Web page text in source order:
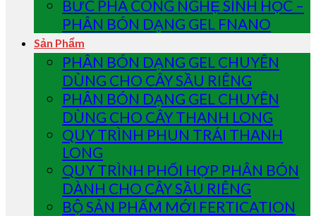
BỨC PHÁ CÔNG NGHỆ SINH HỌC –
PHÂN BÓN DẠNG GEL FNANO
Sản Phẩm
PHÂN BÓN DẠNG GEL CHUYÊN
DÙNG CHO CÂY SẦU RIÊNG
PHÂN BÓN DẠNG GEL CHUYÊN
DÙNG CHO CÂY THANH LONG
QUY TRÌNH PHUN TRÁI THANH
LONG
QUY TRÌNH PHỐI HỢP PHÂN BÓN
DÀNH CHO CÂY SẦU RIÊNG
BỘ SẢN PHẨM MỚI FERTICATION